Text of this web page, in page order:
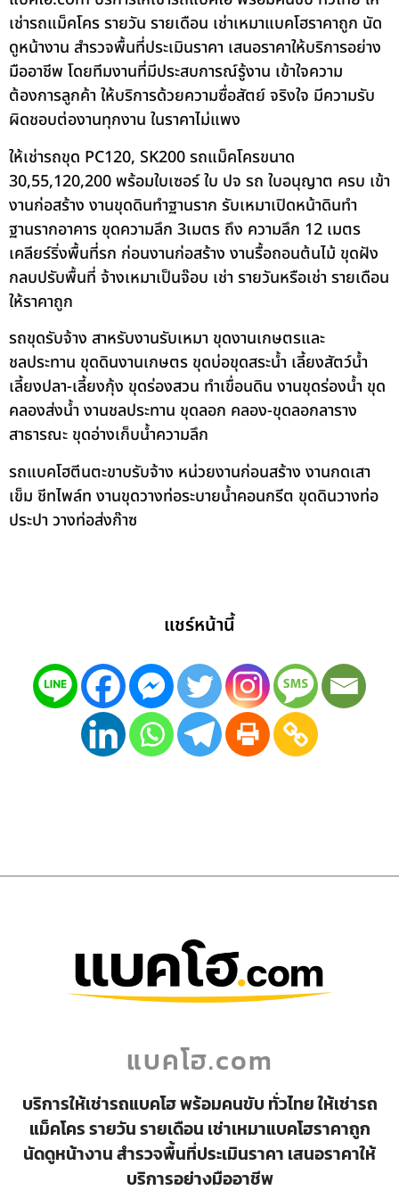
เช่ารถแม็คโคร รายวัน รายเดือน เช่าเหมาแบคโฮราคาถูก นัด
ดูหน้างาน สำรวจพื้นที่ประเมินราคา เสนอราคาให้บริการอย่าง
มืออาชีพ โดยทีมงานที่มีประสบการณ์รู้งาน เข้าใจความ
ต้องการลูกค้า ให้บริการด้วยความซื่อสัตย์ จริงใจ มีความรับ
ผิดชอบต่องานทุกงาน ในราคาไม่แพง
ให้เช่ารถขุด PC120, SK200 รถแม็คโครขนาด
30,55,120,200 พร้อมใบเซอร์ ใบ ปจ รถ ใบอนุญาต ครบ เข้า
งานก่อสร้าง งานขุดดินทำฐานราก รับเหมาเปิดหน้าดินทำ
ฐานรากอาคาร ขุดความลึก 3เมตร ถึง ความลึก 12 เมตร
เคลียร์ริ่งพื้นที่รก ก่อนงานก่อสร้าง งานรื้อถอนต้นไม้ ขุดฝัง
กลบปรับพื้นที่ จ้างเหมาเป็นจ๊อบ เช่า รายวันหรือเช่า รายเดือน
ให้ราคาถูก
รถขุดรับจ้าง สาหรับงานรับเหมา ขุดงานเกษตรและ
ชลประทาน ขุดดินงานเกษตร ขุดบ่อขุดสระน้ำ เลี้ยงสัตว์น้ำ
เลี้ยงปลา-เลี้ยงกุ้ง ขุดร่องสวน ทำเขื่อนดิน งานขุดร่องน้ำ ขุด
คลองส่งน้ำ งานชลประทาน ขุดลอก คลอง-ขุดลอกลาราง
สาธารณะ ขุดอ่างเก็บน้ำความลึก
รถแบคโฮตีนตะขาบรับจ้าง หน่วยงานก่อนสร้าง งานกดเสา
เข็ม ชีทไพล์ท งานขุดวางท่อระบายน้ำคอนกรีต ขุดดินวางท่อ
ประปา วางท่อส่งก๊าซ
แชร์หน้านี้
แบคโฮ.com
บริการให้เช่ารถแบคโฮ พร้อมคนขับ ทั่วไทย ให้เช่ารถ
แม็คโคร รายวัน รายเดือน เช่าเหมาแบคโฮราคาถูก
นัดดูหน้างาน สำรวจพื้นที่ประเมินราคา เสนอราคาให้
บริการอย่างมืออาชีพ